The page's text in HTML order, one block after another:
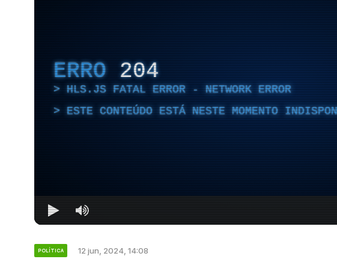
ERRO 204
HLS.JS FATAL ERROR - NETWORK ERROR
ESTE CONTEÚDO ESTÁ NESTE MOMENTO
POLÍTICA 12 jun, 2024, 14:08